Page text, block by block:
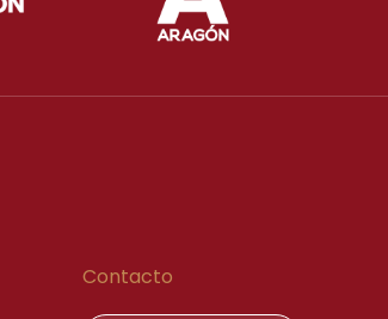
Contacto